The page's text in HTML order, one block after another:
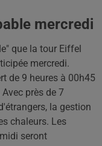
mercredi
que la tour Eiffel
mercredi.
de 9 heures à 00h45
près de 7
la gestion
chaleurs. Les
seront